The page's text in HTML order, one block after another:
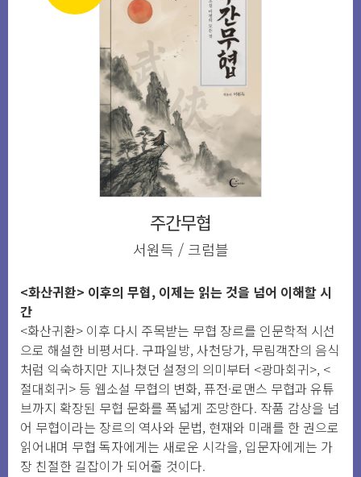
주간무협
서원득 / 크럼블
<화산귀환> 이후의 무협, 이제는 읽는 것을 넘어 이해할 시
간
<화산귀환> 이후 다시 주목받는 무협 장르를 인문학적 시선
으로 해설한 비평서다. 구파일방, 사천당가, 무림객잔의 음식
처럼 익숙하지만 지나쳤던 설정의 의미부터 <광마회귀>, <
절대회귀> 등 웹소설 무협의 변화, 퓨전·로맨스 무협과 유튜
브까지 확장된 무협 문화를 폭넓게 조망한다. 작품 감상을 넘
어 무협이라는 장르의 역사와 문법, 현재와 미래를 한 권으로
읽어내며 무협 독자에게는 새로운 시각을, 입문자에게는 가
장 친절한 길잡이가 되어줄 것이다.